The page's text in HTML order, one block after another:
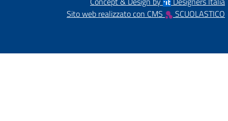
Sito web realizzato con CMS
SCUOLASTICO